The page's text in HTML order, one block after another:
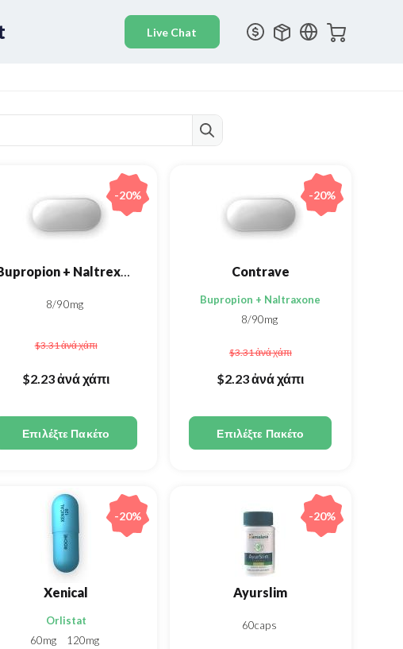
Bupropion + Naltrexone
8/90mg
$3.31ἀνά χάπι
$2.23ἀνά χάπι
Επιλέξτε Πακέτο
-20%
Contrave
Bupropion + Naltraxone
8/90mg
$3.31ἀνά χάπι
$2.23ἀνά χάπι
Επιλέξτε Πακέτο
-20%
Xenical
Orlistat
60mg
120mg
-20%
Ayurslim
60caps
-20%